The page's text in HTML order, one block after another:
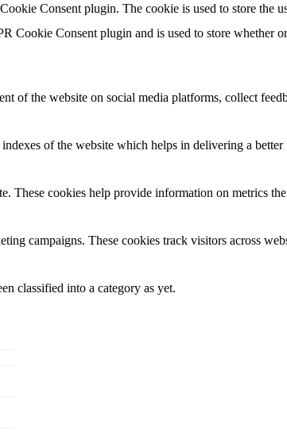
Consent plugin. The cookie is used to store the
Cookie Consent plugin and is used to store whether
of the website on social media platforms, collect
of the website which helps in delivering a
These cookies help provide information on metrics
campaigns. These cookies track visitors across
classified into a category as yet.